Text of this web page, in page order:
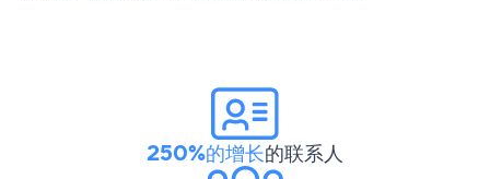
250%的增长的联系人